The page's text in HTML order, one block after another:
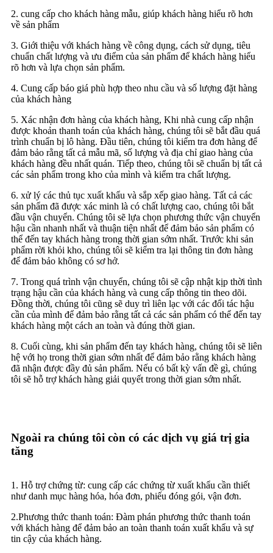
2. cung cấp cho khách hàng mẫu, giúp khách hàng hiểu rõ hơn
về sản phẩm
3. Giới thiệu với khách hàng về công dụng, cách sử dụng, tiêu
chuẩn chất lượng và ưu điểm của sản phẩm để khách hàng hiểu
rõ hơn và lựa chọn sản phẩm.
4. Cung cấp báo giá phù hợp theo nhu cầu và số lượng đặt hàng
của khách hàng
5. Xác nhận đơn hàng của khách hàng, Khi nhà cung cấp nhận
được khoản thanh toán của khách hàng, chúng tôi sẽ bắt đầu quá
trình chuẩn bị lô hàng. Đầu tiên, chúng tôi kiểm tra đơn hàng để
đảm bảo rằng tất cả mẫu mã, số lượng và địa chỉ giao hàng của
khách hàng đều nhất quán. Tiếp theo, chúng tôi sẽ chuẩn bị tất cả
các sản phẩm trong kho của mình và kiểm tra chất lượng.
6. xử lý các thủ tục xuất khẩu và sắp xếp giao hàng. Tất cả các
sản phẩm đã được xác minh là có chất lượng cao, chúng tôi bắt
đầu vận chuyển. Chúng tôi sẽ lựa chọn phương thức vận chuyển
hậu cần nhanh nhất và thuận tiện nhất để đảm bảo sản phẩm có
thể đến tay khách hàng trong thời gian sớm nhất. Trước khi sản
phẩm rời khỏi kho, chúng tôi sẽ kiểm tra lại thông tin đơn hàng
để đảm bảo không có sơ hở.
7. Trong quá trình vận chuyển, chúng tôi sẽ cập nhật kịp thời tình
trạng hậu cần của khách hàng và cung cấp thông tin theo dõi.
Đồng thời, chúng tôi cũng sẽ duy trì liên lạc với các đối tác hậu
cần của mình để đảm bảo rằng tất cả các sản phẩm có thể đến tay
khách hàng một cách an toàn và đúng thời gian.
8. Cuối cùng, khi sản phẩm đến tay khách hàng, chúng tôi sẽ liên
hệ với họ trong thời gian sớm nhất để đảm bảo rằng khách hàng
đã nhận được đầy đủ sản phẩm. Nếu có bất kỳ vấn đề gì, chúng
tôi sẽ hỗ trợ khách hàng giải quyết trong thời gian sớm nhất.
Ngoài ra chúng tôi còn có các dịch vụ giá trị gia
tăng
1. Hỗ trợ chứng từ: cung cấp các chứng từ xuất khẩu cần thiết
như danh mục hàng hóa, hóa đơn, phiếu đóng gói, vận đơn.
2.Phương thức thanh toán: Đàm phán phương thức thanh toán
với khách hàng để đảm bảo an toàn thanh toán xuất khẩu và sự
tin cậy của khách hàng.